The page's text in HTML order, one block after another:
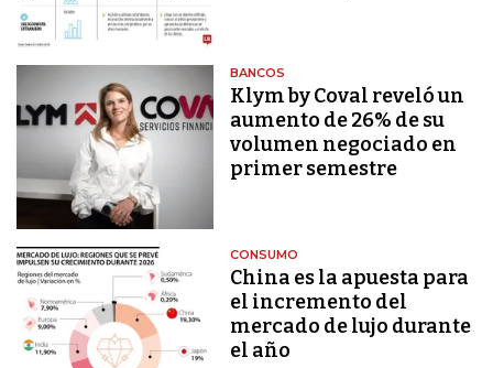
BANCOS
Klym by Coval reveló un
aumento de 26% de su
volumen negociado en
primer semestre
CONSUMO
China es la apuesta para
el incremento del
mercado de lujo durante
el año